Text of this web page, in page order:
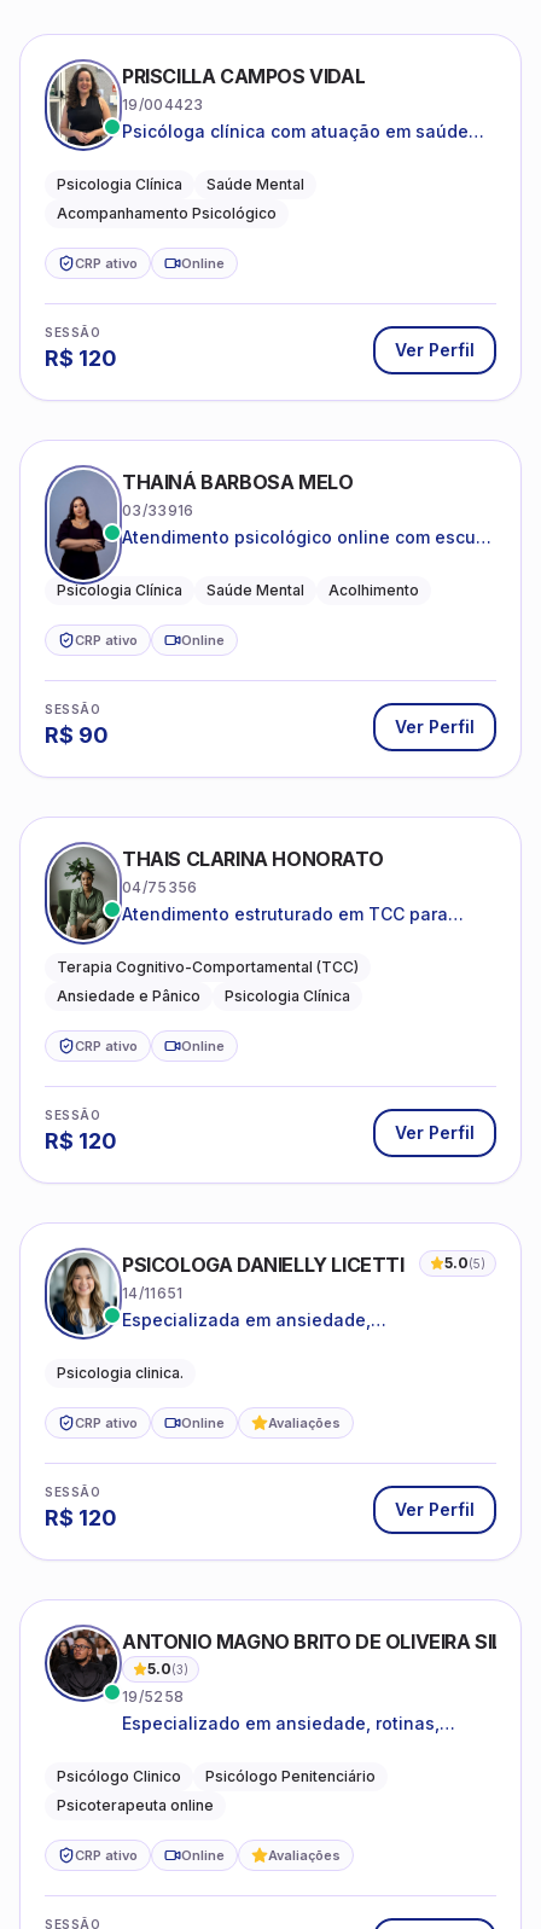
PRISCILLA CAMPOS VIDAL
19/004423
Psicóloga clínica com atuação em saúde
Psicologia Clínica
Saúde Mental
Acompanhamento Psicológico
CRP ativo Online
SESSÃO
R$ 120 Ver Perfil
THAINÁ BARBOSA MELO
03/33916
Atendimento psicológico online com escuta
emocional
Psicologia Clínica Saúde Mental Acolhimento
CRP ativo Online
SESSÃO
R$ 90 Ver Perfil
THAIS CLARINA HONORATO
04/75356
Atendimento estruturado em TCC para
excessiva
Terapia Cognitivo-Comportamental (TCC)
Ansiedade e Pânico
Psicologia Clínica
CRP ativo Online
SESSÃO
R$ 120 Ver Perfil
PSICOLOGA DANIELLY LICETTI 5.0(5)
14/11651
Especializada em ansiedade,
Psicologia clinica.
CRP ativo Online Avaliações
SESSÃO
R$ 120 Ver Perfil
ANTONIO MAGNO BRITO DE OLIVEIRA SILVA
5.0(3)
19/5258
Especializado em ansiedade, rotinas,
familiares e questões comportamentais.
Psicólogo Clinico
Psicólogo Penitenciário
Psicoterapeuta online
CRP ativo Online Avaliações
SESSÃO